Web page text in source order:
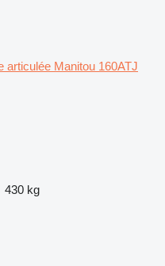
articulée Manitou 160ATJ
430 kg